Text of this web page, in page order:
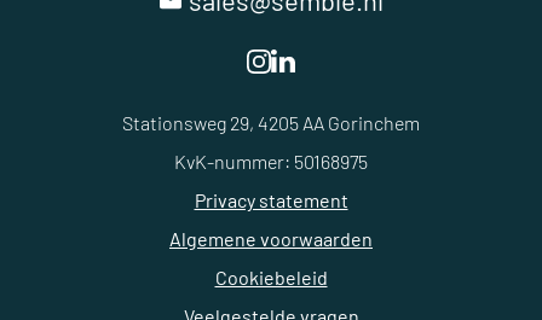
Stationsweg 29, 4205 AA Gorinchem
KvK-nummer: 50168975
Privacy statement
Algemene voorwaarden
Cookiebeleid